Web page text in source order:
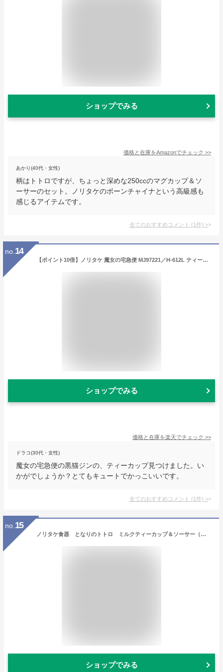
ショップでみる
価格と在庫をAmazonでチェック >>
あかり(40代・女性)
柄はトトロですが、ちょっと深めな250ccのマグカップ＆ソ
ーサーのセット。ノリタケのボーンチャイナという高級感も
感じるアイテムです。
全てのおすすめコメント (1件) >
no. 14
【ポイント10倍】ノリタケ 魔女の宅急便 MJ97221／H-612L ティー・コーヒー碗皿(ピンク) ジブリ ティーカップ おしゃれ かわいい 食器 ブランド 結婚祝い 内祝い
ショップでみる
価格と在庫を楽天でチェック >>
ドラコ(30代・女性)
魔女の宅急便の黒猫ジンの、ティーカップ見つけました。い
かがでしょうか？とてもキュートでかっこいいです。
全てのおすすめコメント (1件) >
no. 15
ノリタケ食器 となりのトトロ ミルクティーカップ＆ソーサー（へびいちご編）
ショップでみる